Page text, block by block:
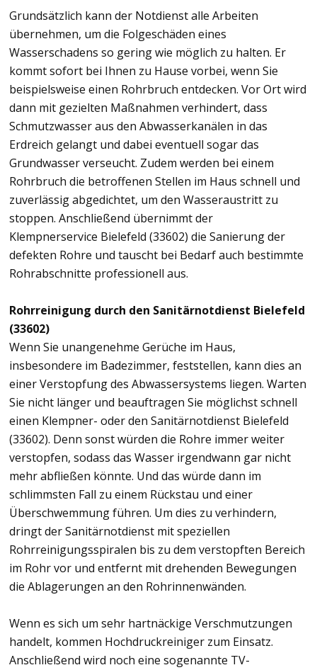
Grundsätzlich kann der Notdienst alle Arbeiten
übernehmen, um die Folgeschäden eines
Wasserschadens so gering wie möglich zu halten. Er
kommt sofort bei Ihnen zu Hause vorbei, wenn Sie
beispielsweise einen Rohrbruch entdecken. Vor Ort wird
dann mit gezielten Maßnahmen verhindert, dass
Schmutzwasser aus den Abwasserkanälen in das
Erdreich gelangt und dabei eventuell sogar das
Grundwasser verseucht. Zudem werden bei einem
Rohrbruch die betroffenen Stellen im Haus schnell und
zuverlässig abgedichtet, um den Wasseraustritt zu
stoppen. Anschließend übernimmt der
Klempnerservice Bielefeld (33602) die Sanierung der
defekten Rohre und tauscht bei Bedarf auch bestimmte
Rohrabschnitte professionell aus.
Rohrreinigung durch den Sanitärnotdienst Bielefeld
(33602)
Wenn Sie unangenehme Gerüche im Haus,
insbesondere im Badezimmer, feststellen, kann dies an
einer Verstopfung des Abwassersystems liegen. Warten
Sie nicht länger und beauftragen Sie möglichst schnell
einen Klempner- oder den Sanitärnotdienst Bielefeld
(33602). Denn sonst würden die Rohre immer weiter
verstopfen, sodass das Wasser irgendwann gar nicht
mehr abfließen könnte. Und das würde dann im
schlimmsten Fall zu einem Rückstau und einer
Überschwemmung führen. Um dies zu verhindern,
dringt der Sanitärnotdienst mit speziellen
Rohrreinigungsspiralen bis zu dem verstopften Bereich
im Rohr vor und entfernt mit drehenden Bewegungen
die Ablagerungen an den Rohrinnenwänden.
Wenn es sich um sehr hartnäckige Verschmutzungen
handelt, kommen Hochdruckreiniger zum Einsatz.
Anschließend wird noch eine sogenannte TV-